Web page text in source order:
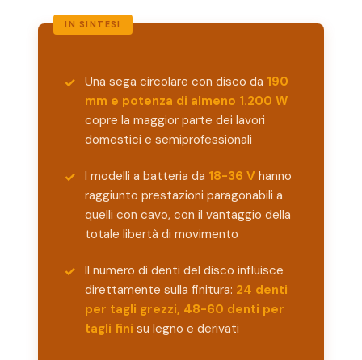
Una sega circolare con disco da 190
mm e potenza di almeno 1.200 W
copre la maggior parte dei lavori
domestici e semiprofessionali
I modelli a batteria da 18-36 Vhanno
raggiunto prestazioni paragonabili a
quelli con cavo, con il vantaggio della
totale libertà di movimento
Il numero di denti del disco influisce
direttamente sulla finitura: 24 denti
per tagli grezzi, 48-60 denti per
tagli fini su legno e derivati